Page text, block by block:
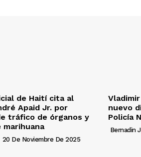
de Haití cita al
Apaid Jr. por
tráfico de órganos y
marihuana
20 De Noviembre De 2025
nuevo
Policía
Bernadin